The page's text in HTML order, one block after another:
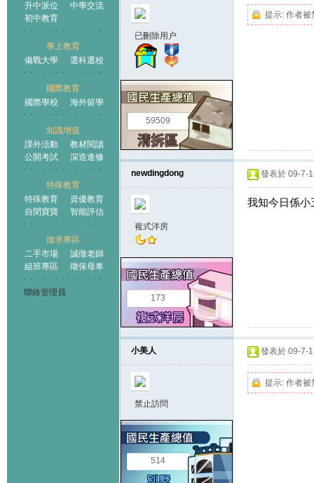
升中派位
中學交流
初中教育
專上教育
備戰大學
選科選校
國際教育
國際學校
海外留學
知識增值
課外活動
教材閱讀
公開考試
深造進修
特殊教育
特殊教育
資優教育
自閉寶寶
智能評估
徵求專區
二手市場
誠徵老師
組班專區
徵保母車
聯絡管理員
已刪除用户
59509
提示: 作者被
newdingdong
複式洋房
173
發表於 09-7-
我知今日係小
小美人
禁止訪問
514
發表於 09-7-
提示: 作者被